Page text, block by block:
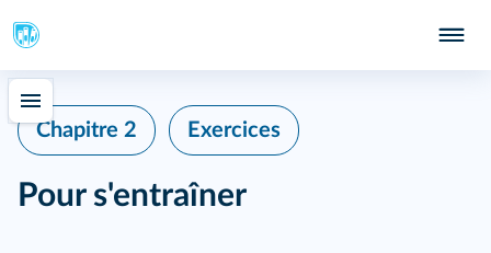
Chapitre 2 Exercices
Pour s'entraîner